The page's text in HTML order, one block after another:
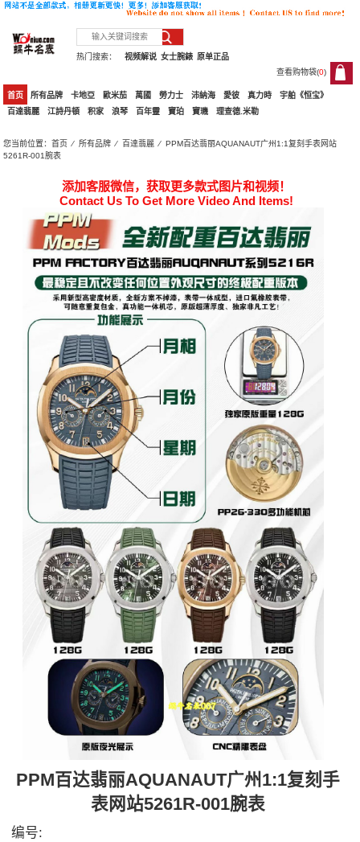
热门搜索： 原单正品
女士腕錶
视频解说
查看购物袋(0)
0
首页 所有品牌 卡地亞 歐米茄 萬國 勞力士 沛納海 愛彼 真力時
宇舶《恒宝》
百達翡麗
江詩丹頓 积家 浪琴 百年靈 寶珀 寶璣 理查德.米勒
您当前位置：首页 ⁄所有品牌 ⁄ 百達翡麗 ⁄ PPM百达翡丽AQUANAUT广州1:1复刻手表网站
5261R-001腕表
添加客服微信，获取更多款式图片和视频！
Contact Us To Get More Video And Items!
PPM百达翡丽AQUANAUT广州1:1复刻手
表网站5261R-001腕表
编号: